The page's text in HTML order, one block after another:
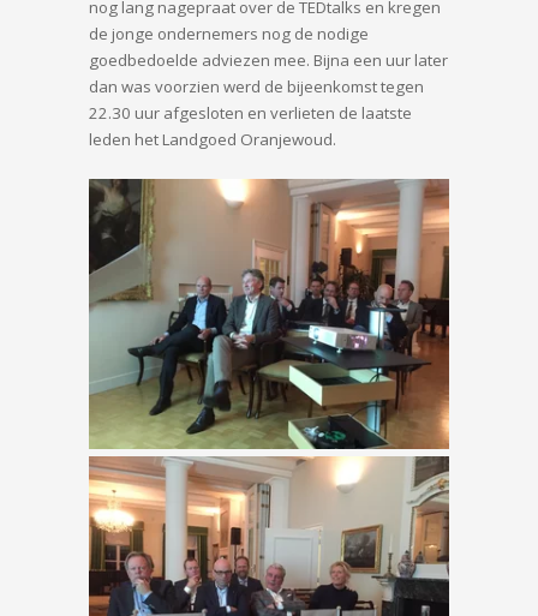
nog lang nagepraat over de TEDtalks en kregen
de jonge ondernemers nog de nodige
goedbedoelde adviezen mee. Bijna een uur later
dan was voorzien werd de bijeenkomst tegen
22.30 uur afgesloten en verlieten de laatste
leden het Landgoed Oranjewoud.